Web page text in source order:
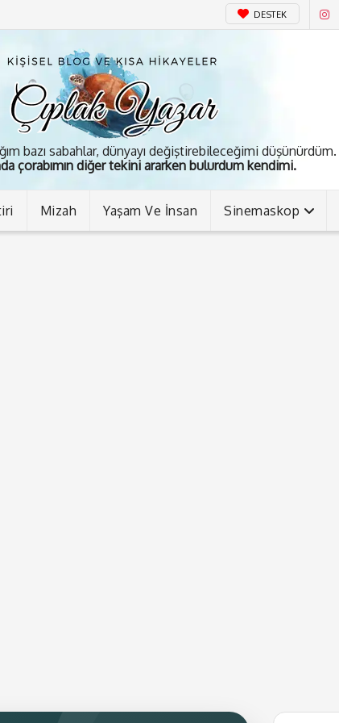
DESTEK
bazı sabahlar, dünyayı değiştirebileceğimi düşünürdüm.
çorabımın diğer tekini ararken bulurdum kendimi.
Mizah Yaşam Ve İnsan Sinemaskop